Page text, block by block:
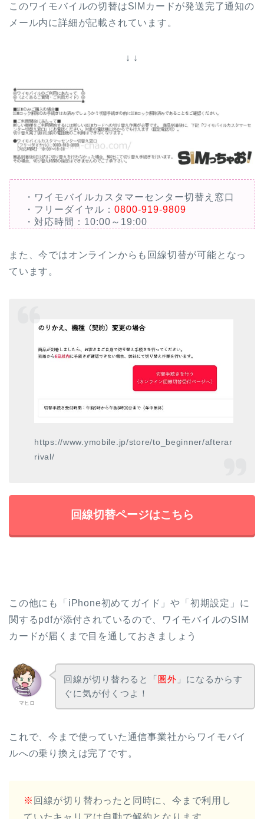
このワイモバイルの切替はSIMカードが発送完了通知の
メール内に詳細が記載されています。
↓ ↓
・ワイモバイルカスタマーセンター切替え窓口
・フリーダイヤル： 0800-919-9809
・対応時間：10:00～19:00
また、今ではオンラインからも回線切替が可能となっ
ています。
https://www.ymobile.jp/store/to_beginner/afterar
rival/
回線切替ページはこちら
この他にも「iPhone初めてガイド」や「初期設定」に
関するpdfが添付されているので、ワイモバイルのSIM
カードが届くまで目を通しておきましょう
マヒロ
回線が切り替わると「 圏外 」になるからす
ぐに気が付くつよ！
これで、今まで使っていた通信事業社からワイモバイ
ルへの乗り換えは完了です。
※ 回線が切り替わったと同時に、今まで利用し
ていたキャリアは自動で解約となります。